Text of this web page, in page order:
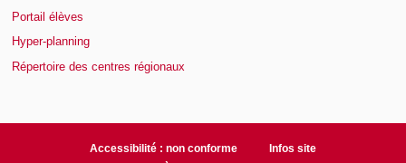
Portail élèves
Hyper-planning
Répertoire des centres régionaux
Accessibilité : non conforme
Infos site